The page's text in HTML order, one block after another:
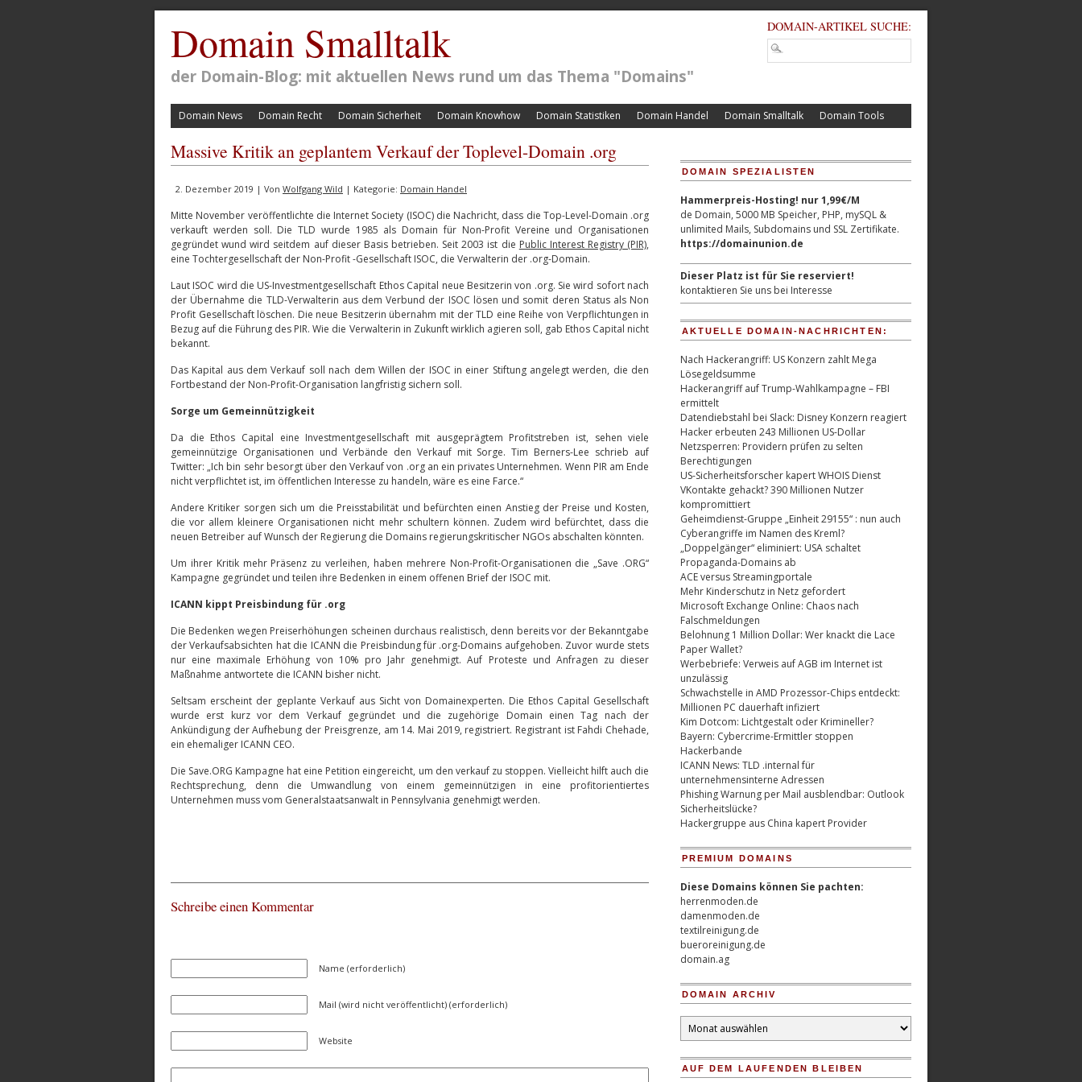
Domain Smalltalk
der Domain-Blog: mit aktuellen News rund um das Thema "Domains"
DOMAIN-ARTIKEL SUCHE:
Domain News Domain Recht Domain Sicherheit Domain Knowhow Domain Statistiken Domain Handel Domain Smalltalk Domain Tools
Massive Kritik an geplantem Verkauf der Toplevel-Domain .org
2. Dezember 2019 | Von Wolfgang Wild | Kategorie: Domain Handel
Mitte November veröffentlichte die Internet Society (ISOC) die Nachricht, dass die Top-Level-Domain .org
verkauft werden soll. Die TLD wurde 1985 als Domain für Non-Profit Vereine und Organisationen
gegründet wund wird seitdem auf dieser Basis betrieben. Seit 2003 ist die Public Interest Registry (PIR),
eine Tochtergesellschaft der Non-Profit -Gesellschaft ISOC, die Verwalterin der .org-Domain.
Laut ISOC wird die US-Investmentgesellschaft Ethos Capital neue Besitzerin von .org. Sie wird sofort nach
der Übernahme die TLD-Verwalterin aus dem Verbund der ISOC lösen und somit deren Status als Non
Profit Gesellschaft löschen. Die neue Besitzerin übernahm mit der TLD eine Reihe von Verpflichtungen in
Bezug auf die Führung des PIR. Wie die Verwalterin in Zukunft wirklich agieren soll, gab Ethos Capital nicht
bekannt.
Das Kapital aus dem Verkauf soll nach dem Willen der ISOC in einer Stiftung angelegt werden, die den
Fortbestand der Non-Profit-Organisation langfristig sichern soll.
Sorge um Gemeinnützigkeit
Da die Ethos Capital eine Investmentgesellschaft mit ausgeprägtem Profitstreben ist, sehen viele
gemeinnützige Organisationen und Verbände den Verkauf mit Sorge. Tim Berners-Lee schrieb auf
Twitter: „Ich bin sehr besorgt über den Verkauf von .org an ein privates Unternehmen. Wenn PIR am Ende
nicht verpflichtet ist, im öffentlichen Interesse zu handeln, wäre es eine Farce.“
Andere Kritiker sorgen sich um die Preisstabilität und befürchten einen Anstieg der Preise und Kosten,
die vor allem kleinere Organisationen nicht mehr schultern können. Zudem wird befürchtet, dass die
neuen Betreiber auf Wunsch der Regierung die Domains regierungskritischer NGOs abschalten könnten.
Um ihrer Kritik mehr Präsenz zu verleihen, haben mehrere Non-Profit-Organisationen die „Save .ORG“
Kampagne gegründet und teilen ihre Bedenken in einem offenen Brief der ISOC mit.
ICANN kippt Preisbindung für .org
Die Bedenken wegen Preiserhöhungen scheinen durchaus realistisch, denn bereits vor der Bekanntgabe
der Verkaufsabsichten hat die ICANN die Preisbindung für .org-Domains aufgehoben. Zuvor wurde stets
nur eine maximale Erhöhung von 10% pro Jahr genehmigt. Auf Proteste und Anfragen zu dieser
Maßnahme antwortete die ICANN bisher nicht.
Seltsam erscheint der geplante Verkauf aus Sicht von Domainexperten. Die Ethos Capital Gesellschaft
wurde erst kurz vor dem Verkauf gegründet und die zugehörige Domain einen Tag nach der
Ankündigung der Aufhebung der Preisgrenze, am 14. Mai 2019, registriert. Registrant ist Fahdi Chehade,
ein ehemaliger ICANN CEO.
Die Save.ORG Kampagne hat eine Petition eingereicht, um den verkauf zu stoppen. Vielleicht hilft auch die
Rechtsprechung, denn die Umwandlung von einem gemeinnützigen in eine profitorientiertes
Unternehmen muss vom Generalstaatsanwalt in Pennsylvania genehmigt werden.
Schreibe einen Kommentar
Name (erforderlich)
Mail (wird nicht veröffentlicht) (erforderlich)
Website
DOMAIN SPEZIALISTEN
Hammerpreis-Hosting! nur 1,99€/M
de Domain, 5000 MB Speicher, PHP, mySQL &
unlimited Mails, Subdomains und SSL Zertifikate.
https://domainunion.de
Dieser Platz ist für Sie reserviert!
kontaktieren Sie uns bei Interesse
AKTUELLE DOMAIN-NACHRICHTEN:
Nach Hackerangriff: US Konzern zahlt Mega
Lösegeldsumme
Hackerangriff auf Trump-Wahlkampagne – FBI
ermittelt
Datendiebstahl bei Slack: Disney Konzern reagiert
Hacker erbeuten 243 Millionen US-Dollar
Netzsperren: Providern prüfen zu selten
Berechtigungen
US-Sicherheitsforscher kapert WHOIS Dienst
VKontakte gehackt? 390 Millionen Nutzer
kompromittiert
Geheimdienst-Gruppe „Einheit 29155“ : nun auch
Cyberangriffe im Namen des Kreml?
„Doppelgänger“ eliminiert: USA schaltet
Propaganda-Domains ab
ACE versus Streamingportale
Mehr Kinderschutz in Netz gefordert
Microsoft Exchange Online: Chaos nach
Falschmeldungen
Belohnung 1 Million Dollar: Wer knackt die Lace
Paper Wallet?
Werbebriefe: Verweis auf AGB im Internet ist
unzulässig
Schwachstelle in AMD Prozessor-Chips entdeckt:
Millionen PC dauerhaft infiziert
Kim Dotcom: Lichtgestalt oder Krimineller?
Bayern: Cybercrime-Ermittler stoppen
Hackerbande
ICANN News: TLD .internal für
unternehmensinterne Adressen
Phishing Warnung per Mail ausblendbar: Outlook
Sicherheitslücke?
Hackergruppe aus China kapert Provider
PREMIUM DOMAINS
Diese Domains können Sie pachten:
herrenmoden.de
damenmoden.de
textilreinigung.de
bueroreinigung.de
domain.ag
DOMAIN ARCHIV
Domain
Archiv
AUF DEM LAUFENDEN BLEIBEN